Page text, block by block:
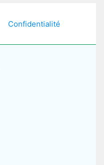
Confidentialité